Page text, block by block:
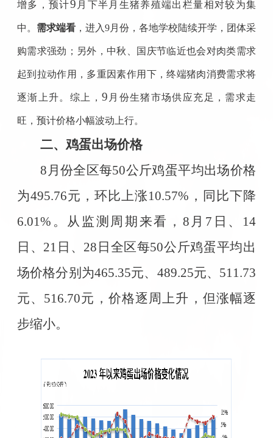
增多，预计9 月下半月生猪养殖端出栏量相对较为集
中。 需求端看，进入9月份，各地学校陆续开学，团体采
购需求强劲；另外，中秋、国庆节临近也会对肉类需求
起到拉动作用，多重因素作用下，终端猪肉消费需求将
逐渐上升。综上， 9 月份生猪市场供应充足，需求走
旺，预计价格小幅波动上行。
二、鸡蛋出场价格
8 月份全区每50公斤鸡蛋平均出场价格
为495.76元，环比上涨10.57% ，同比下降
6.01% 。从监测周期来看， 8 月 7 日、 14
日、 21 日、 28 日全区每50公斤鸡蛋平均出
场价格分别为465.35元、 489.25元、 511.73
元、 516.70元，价格逐周上升，但涨幅逐
步缩小。